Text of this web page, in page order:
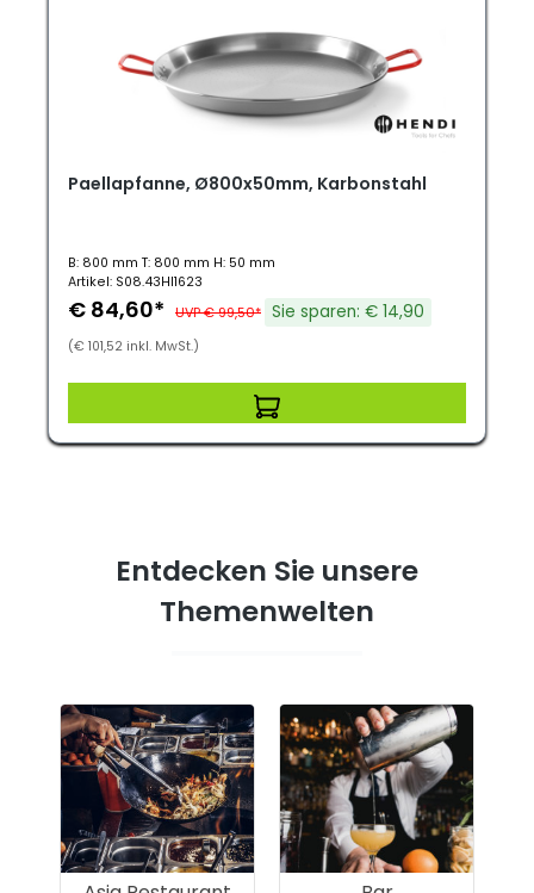
Paellapfanne, Ø800x50mm, Karbonstahl
B: 800 mm T: 800 mm H: 50 mm
Artikel: S08.43HI1623
€ 84,60* UVP € 99,50* Sie sparen: € 14,90
(€ 101,52 inkl. MwSt.)
Entdecken Sie unsere
Themenwelten